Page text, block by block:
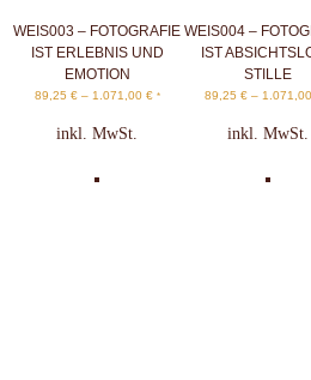
WEIS003 – FOTOGRAFIE
IST ERLEBNIS UND
EMOTION
89,25 €– 1.071,00 € *
inkl. MwSt.
WEIS004 –
IST
STILLE
89,25€ –
inkl. MwSt.